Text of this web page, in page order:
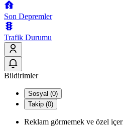
Son Depremler
Trafik Durumu
Bildirimler
Sosyal (0)
Takip (0)
Reklam görmemek ve özel